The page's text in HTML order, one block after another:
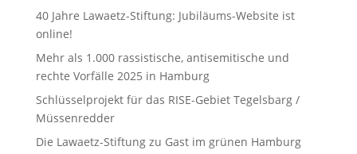
40 Jahre Lawaetz-Stiftung: Jubiläums-Website ist
online!
Mehr als 1.000 rassistische, antisemitische und
rechte Vorfälle 2025 in Hamburg
Schlüsselprojekt für das RISE-Gebiet Tegelsbarg /
Müssenredder
Die Lawaetz-Stiftung zu Gast im grünen Hamburg